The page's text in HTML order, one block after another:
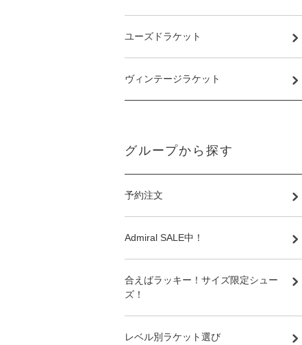
ユーズドラケット
ヴィンテージラケット
グループから探す
予約注文
Admiral SALE中！
合えばラッキー！サイズ限定シュー
ズ！
レベル別ラケット選び